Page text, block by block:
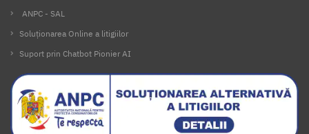
ANPC - SAL
Soluționarea Online a litigiilor
Suport prin Chatbot Pionier AI